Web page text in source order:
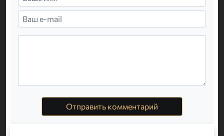
Отправить комментарий